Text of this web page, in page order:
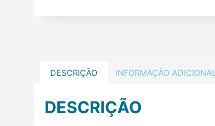
DESCRIÇÃO INFORMAÇÃO
DESCRIÇÃO